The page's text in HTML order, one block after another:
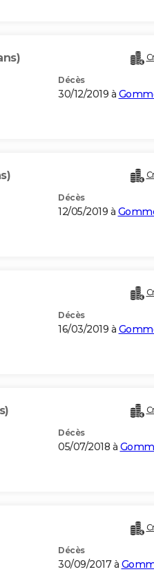
Décès
30/12/2019 à
Décès
12/05/2019 à
Décès
16/03/2019 à
Décès
05/07/2018 à
Décès
30/09/2017 à